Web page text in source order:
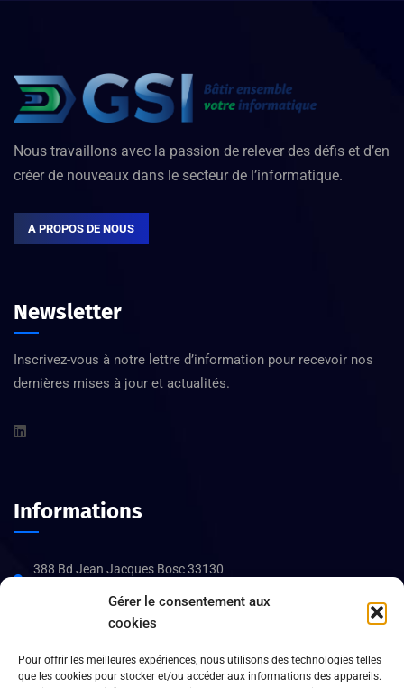
Gérer le consentement aux
cookies
Pour offrir les meilleures expériences, nous utilisons des technologies telles
que les cookies pour stocker et/ou accéder aux informations des appareils.
Nous travaillons avec la passion de relever des défis et d’en
créer de nouveaux dans le secteur de l’informatique.
A PROPOS DE NOUS
Newsletter
Inscrivez-vous à notre lettre d’information pour recevoir nos
dernières mises à jour et actualités.
Informations
388 Bd Jean Jacques Bosc 33130
05 56 08 48 34
Heures d’ouverture :
Du lundi au vendredi : de 8h30 h à 17h30,